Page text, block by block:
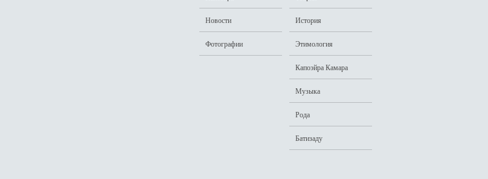
Новости
Фотографии
История
Этимология
Капоэйра Камара
Музыка
Рода
Батизаду